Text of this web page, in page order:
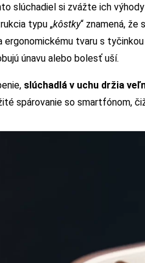
slúchadiel si zvážte ich
typu „kôstky“ znamená, že
ergonomickému tvaru s
únavu alebo bolesť uší.
slúchadlá v uchu držia
spárovanie so smartfónom,